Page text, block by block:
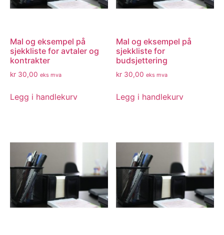
Mal og eksempel på
sjekkliste for avtaler og
kontrakter
kr 30,00 eks mva
Legg i handlekurv
Mal og eksempel på
sjekkliste for
budsjettering
kr 30,00 eks mva
Legg i handlekurv